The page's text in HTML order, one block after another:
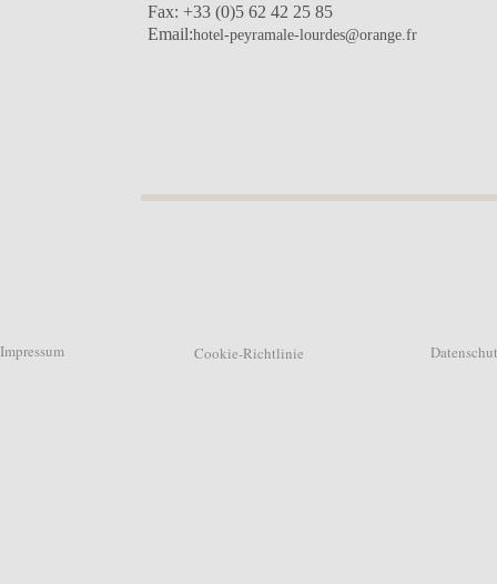
Fax: +33 (0)5 62 42 25 85
Email:hotel-peyramale-lourdes@orange.fr
Cookie-Richtlinie
Impressum